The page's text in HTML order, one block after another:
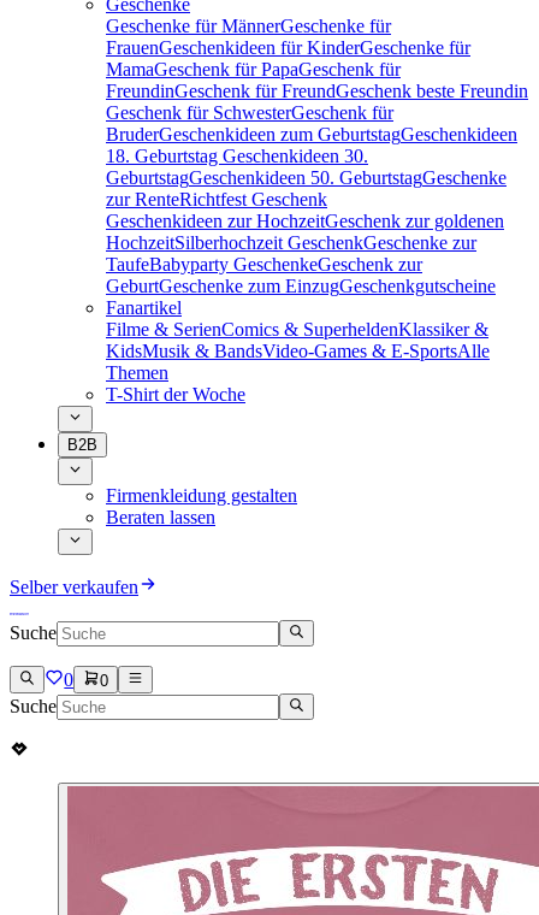
Geschenke
Geschenke für MännerGeschenke für
FrauenGeschenkideen für KinderGeschenke für
MamaGeschenk für PapaGeschenk für
FreundinGeschenk für FreundGeschenk beste Freundin
Geschenk für SchwesterGeschenk für
BruderGeschenkideen zum GeburtstagGeschenkideen
18. Geburtstag Geschenkideen 30.
GeburtstagGeschenkideen 50. GeburtstagGeschenke
zur RenteRichtfest Geschenk
Geschenkideen zur HochzeitGeschenk zur goldenen
HochzeitSilberhochzeit GeschenkGeschenke zur
TaufeBabyparty GeschenkeGeschenk zur
GeburtGeschenke zum EinzugGeschenkgutscheine
Fanartikel
Filme & SerienComics & SuperheldenKlassiker &
KidsMusik & BandsVideo-Games & E-SportsAlle
Themen
T-Shirt der Woche
B2B
Firmenkleidung gestalten
Beraten lassen
Selber verkaufen
Suche
0 0
Suche